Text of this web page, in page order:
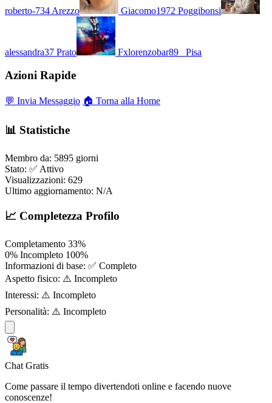
roberto-734 Arezzo Giacomo1972 Poggibonsi
alessandra37 Prato Fxlorenzobar89_ Pisa
Azioni Rapide
💬 Invia Messaggio 🏠 Torna alla Home
📊 Statistiche
Membro da: 5895 giorni
Stato: ✅ Attivo
Visualizzazioni: 629
Ultimo aggiornamento: N/A
📈 Completezza Profilo
Completamento 33%
0% Incompleto 100%
Informazioni di base: ✅ Completo
Aspetto fisico: ⚠️ Incompleto
Interessi: ⚠️ Incompleto
Personalità: ⚠️ Incompleto
Chat Gratis
Come passare il tempo divertendoti online e facendo nuove
conoscenze!